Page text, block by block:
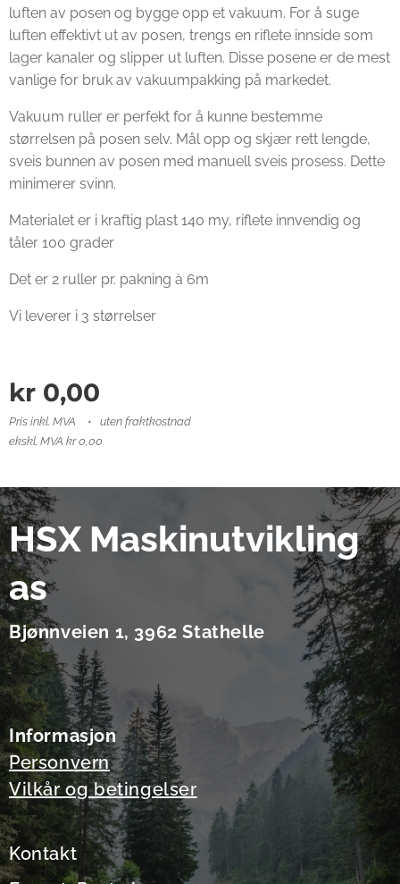
luften av posen og bygge opp et vakuum. For å suge
luften effektivt ut av posen, trengs en riflete innside som
lager kanaler og slipper ut luften. Disse posene er de mest
vanlige for bruk av vakuumpakking på markedet.
Vakuum ruller er perfekt for å kunne bestemme
størrelsen på posen selv. Mål opp og skjær rett lengde,
sveis bunnen av posen med manuell sveis prosess. Dette
minimerer svinn.
Materialet er i kraftig plast 140 my, riflete innvendig og
tåler 100 grader
Det er 2 ruller pr. pakning à 6m
Vi leverer i 3 størrelser
kr 0,00
Pris inkl. MVA
uten fraktkostnad
ekskl. MVA kr 0,00
HSX Maskinutvikling
as
Bjønnveien 1, 3962 Stathelle
Informasjon
Personvern
Vilkår og betingelser
Kontakt